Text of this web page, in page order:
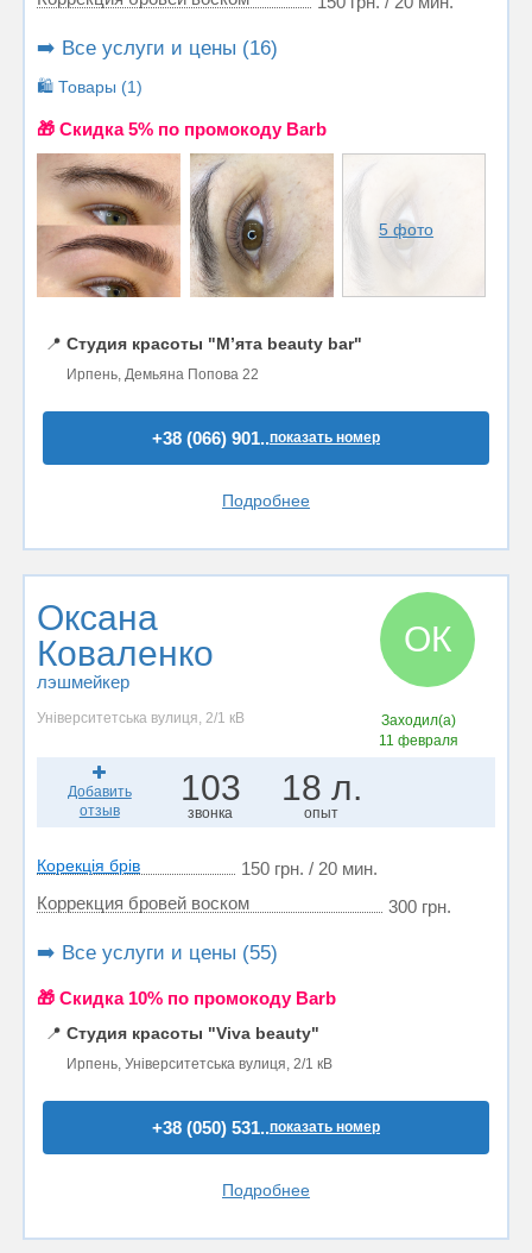
➡️ Все услуги и цены (16)
🛍️ Товары (1)
🎁 Cкидка 5% по промокоду Barb
5 фото
📍 Студия красоты "М’ята beauty bar"
Ирпень, Демьяна Попова 22
+38 (066) 901..показать номер
Подробнее
Оксана
Коваленко
лэшмейкер
ОК
Університетська вулиця, 2/1 кВ
Заходил(а)
11 февраля
Добавить
отзыв
103
звонка
18 л.
опыт
Корекція брів
150 грн. / 20 мин.
Коррекция бровей воском
300 грн.
➡️ Все услуги и цены (55)
🎁 Cкидка 10% по промокоду Barb
📍 Студия красоты "Viva beauty"
Ирпень, Університетська вулиця, 2/1 кВ
+38 (050) 531..показать номер
Подробнее